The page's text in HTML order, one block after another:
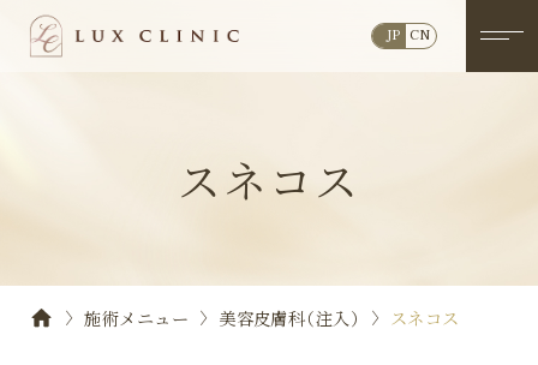
JP CN
スネコス
施術メニュー 美容皮膚科（注入） スネコス